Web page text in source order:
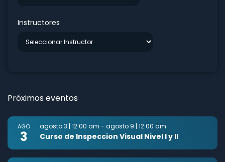
Instructores
Próximos eventos
AGO
3
agosto 3 | 12:00 am - agosto 9 | 12:00 am
Curso de Inspeccion Visual Nivel I y II